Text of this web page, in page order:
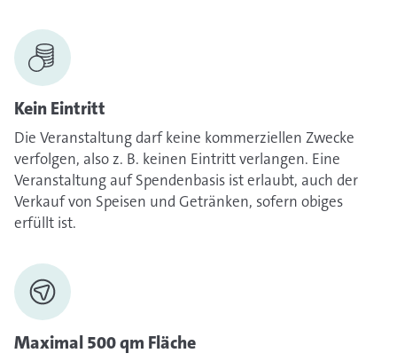
Kein Eintritt
Die Veranstaltung darf keine kommerziellen Zwecke
verfolgen, also z. B. keinen Eintritt verlangen. Eine
Veranstaltung auf Spendenbasis ist erlaubt, auch der
Verkauf von Speisen und Getränken, sofern obiges
erfüllt ist.
Maximal 500 qm Fläche